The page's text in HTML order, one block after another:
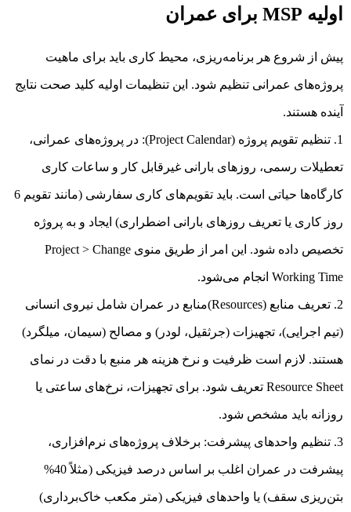
اولیه MSP برای عمران
پیش از شروع هر برنامه‌ریزی، محیط کاری باید برای ماهیت
پروژه‌های عمرانی تنظیم شود. این تنظیمات اولیه کلید صحت نتایج
آینده هستند.
تنظیم تقویم پروژه (Project Calendar): در پروژه‌های عمرانی،
تعطیلات رسمی، روزهای بارانی غیرقابل کار و ساعات کاری
کارگاه‌ها حیاتی است. باید تقویم‌های کاری سفارشی (مانند تقویم 6
روز کاری یا تعریف روزهای بارانی اضطراری) ایجاد و به پروژه
تخصیص داده شود. این امر از طریق منوی Project > Change
Working Time انجام می‌شود.
تعریف منابع (Resources)منابع در عمران شامل نیروی انسانی
(تیم اجرایی)، تجهیزات (جرثقیل، لودر) و مصالح (سیمان، میلگرد)
هستند. لازم است ظرفیت و نرخ هزینه هر منبع با دقت در نمای
Resource Sheet تعریف شود. برای تجهیزات، نرخ‌های ساعتی یا
روزانه باید مشخص شود.
تنظیم واحدهای پیشرفت: برخلاف پروژه‌های نرم‌افزاری،
پیشرفت در عمران اغلب بر اساس درصد فیزیکی (مثلاً 40%
بتن‌ریزی سقف) یا واحدهای فیزیکی (متر مکعب خاک‌برداری)